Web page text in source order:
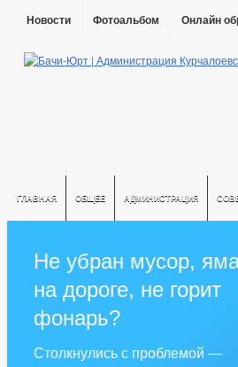
Новости Фотоальбом Онлайн
ГЛАВНАЯ ОБЩЕЕ АДМИНИСТРАЦИЯ
Не убран мусор,
на дороге, не горит
фонарь?
Столкнулись с проблемой —